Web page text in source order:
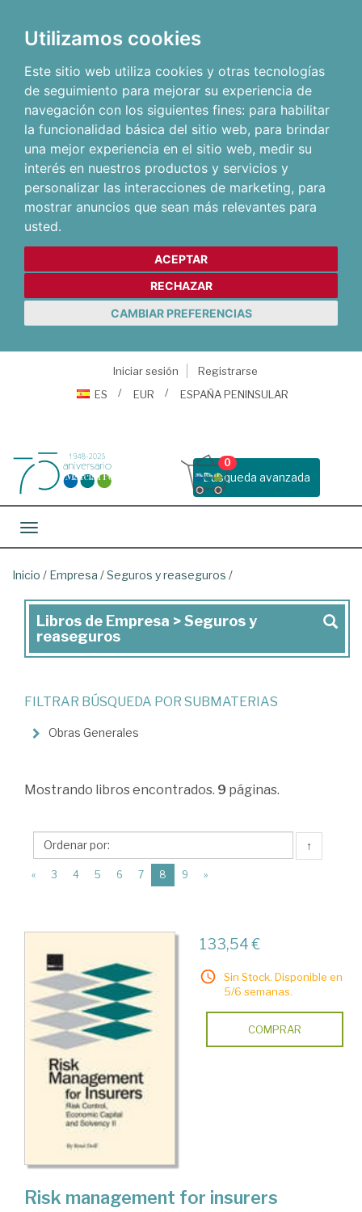
Utilizamos cookies
Este sitio web utiliza cookies y otras tecnologías
de seguimiento para mejorar su experiencia de
navegación con los siguientes fines: para habilitar
la funcionalidad básica del sitio web, para brindar
una mejor experiencia en el sitio web, medir su
interés en nuestros productos y servicios y
personalizar las interacciones de marketing, para
mostrar anuncios que sean más relevantes para
usted.
ACEPTAR
RECHAZAR
CAMBIAR PREFERENCIAS
Iniciar sesión
Registrarse
ES
EUR ESPAÑA PENINSULAR
Busqueda avanzada
0
Toggle navigation
Inicio / Empresa /Seguros y reaseguros /
Libros
de
>
Seguros
Libros de Empresa > Seguros y
reaseguros
FILTRAR BÚSQUEDA POR SUBMATERIAS
Obras Generales
Mostrando libros encontrados. 9 páginas.
↑
« 3 4 5 6 7 8 (current)
9 »
133,54 €
Sin Stock. Disponible en
5/6 semanas.
COMPRAR
Risk management for insurers